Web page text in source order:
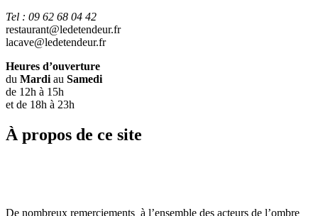
Tel : 09 62 68 04 42
restaurant@ledetendeur.fr
lacave@ledetendeur.fr
Heures d’ouverture
du Mardi au Samedi
de 12h à 15h
et de 18h à 23h
À propos de ce site
De nombreux remerciements à l’ensemble des acteurs de l’ombre